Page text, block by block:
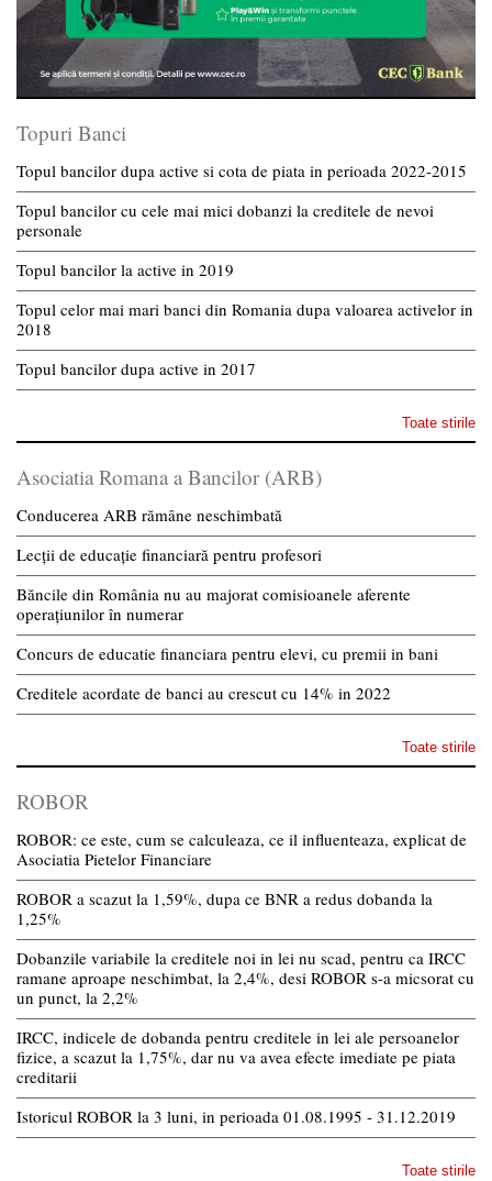
Topuri Banci
Topul bancilor dupa active si cota de piata in perioada 2022-2015
Topul bancilor cu cele mai mici dobanzi la creditele de nevoi
personale
Topul bancilor la active in 2019
Topul celor mai mari banci din Romania dupa valoarea activelor in
2018
Topul bancilor dupa active in 2017
Toate stirile
Asociatia Romana a Bancilor (ARB)
Conducerea ARB rămâne neschimbată
Lecții de educație financiară pentru profesori
Băncile din România nu au majorat comisioanele aferente
operațiunilor în numerar
Concurs de educatie financiara pentru elevi, cu premii in bani
Creditele acordate de banci au crescut cu 14% in 2022
Toate stirile
ROBOR
ROBOR: ce este, cum se calculeaza, ce il influenteaza, explicat de
Asociatia Pietelor Financiare
ROBOR a scazut la 1,59%, dupa ce BNR a redus dobanda la
1,25%
Dobanzile variabile la creditele noi in lei nu scad, pentru ca IRCC
ramane aproape neschimbat, la 2,4%, desi ROBOR s-a micsorat cu
un punct, la 2,2%
IRCC, indicele de dobanda pentru creditele in lei ale persoanelor
fizice, a scazut la 1,75%, dar nu va avea efecte imediate pe piata
creditarii
Istoricul ROBOR la 3 luni, in perioada 01.08.1995 - 31.12.2019
Toate stirile